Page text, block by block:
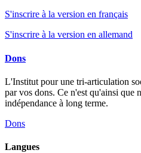
S'inscrire à la version en français
S'inscrire à la version en allemand
Dons
L'Institut pour une tri-articulation
par vos dons. Ce n'est qu'ainsi que
indépendance à long terme.
Dons
Langues